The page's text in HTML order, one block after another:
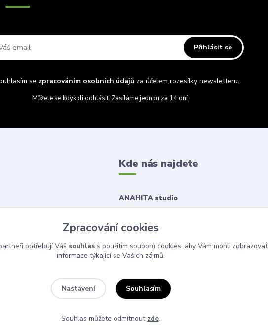
Přihlásit se
se zpracováním osobních údajůza účelem rozesílky newsletteru.
Můžete se kdykoli odhlásit. Zasíláme jednou za 14 dní.
Kde nás najdete
ANAHITA studio
Zpracování cookies
potřebují Váš souhlass použitím souborů cookies, aby Vám mohli zobrazovat
informace týkající se Vašich zájmů.
Nastavení Souhlasím
Souhlas můžete odmítnout zde.